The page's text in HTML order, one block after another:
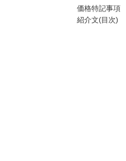
価格特記事項
紹介文(目次)